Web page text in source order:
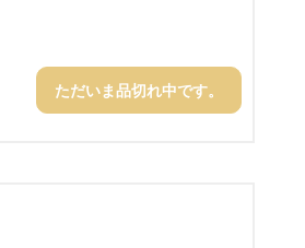
ただいま品切れ中です。